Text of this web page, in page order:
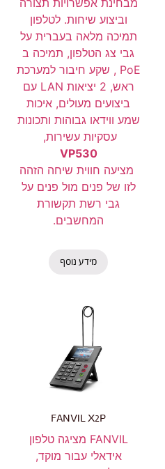
וביצוע שיחות. לטלפון
תמיכה מלאה בעברית על
גבי צג הטלפון, תמיכה ב
PoE , שקע חיבור למערכת
ראש, 2 יציאות LAN עם
ביצועים מעולים, איכות
שמע ווידאו גבוהות ותכונות
עסקיות עשירות,
VP530
מציעה חווית שיחה הזהה
לזו של פנים מול פנים על
גבי רשת תקשורת
המחשבים.
מידע נוסף
FANVIL X2P
FANVIL מציגה טלפון
אידאלי עבור מוקד,